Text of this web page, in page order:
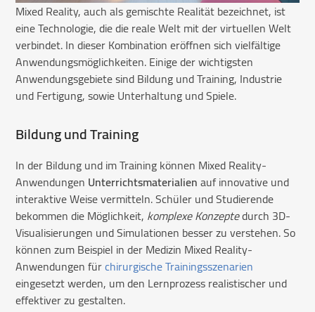
Mixed Reality, auch als gemischte Realität bezeichnet, ist
eine Technologie, die die reale Welt mit der virtuellen Welt
verbindet. In dieser Kombination eröffnen sich vielfältige
Anwendungsmöglichkeiten. Einige der wichtigsten
Anwendungsgebiete sind Bildung und Training, Industrie
und Fertigung, sowie Unterhaltung und Spiele.
Bildung und Training
In der Bildung und im Training können Mixed Reality-
Anwendungen Unterrichtsmaterialienauf innovative und
interaktive Weise vermitteln. Schüler und Studierende
bekommen die Möglichkeit, komplexe Konzeptedurch 3D-
Visualisierungen und Simulationen besser zu verstehen. So
können zum Beispiel in der Medizin Mixed Reality-
Anwendungen fürchirurgische Trainingsszenarien
eingesetzt werden, um den Lernprozess realistischer und
effektiver zu gestalten.